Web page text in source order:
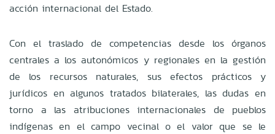
acción internacional del Estado.
Con el traslado de competencias desde los órganos
centrales a los autonómicos y regionales en la gestión
de los recursos naturales, sus efectos prácticos y
jurídicos en algunos tratados bilaterales, las dudas en
torno a las atribuciones internacionales de pueblos
indígenas en el campo vecinal o el valor que se le